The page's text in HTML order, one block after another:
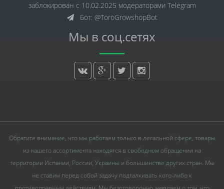
заблокирован с 10.02.2025 модераторами Telegram
Бот: @ToroGrowshopBot
Мы в соц.сетях
Обратите внимание, что мы работаем только в легальной сфере, товары
из нашего ассортимента находятся в свободном обращении на
территории Испании, России, Украины и большинстве других стран. Мы
не ставим перед собой задачу подталкивать кого-либо к